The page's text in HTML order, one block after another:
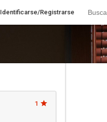
Identificarse/Registrarse
1